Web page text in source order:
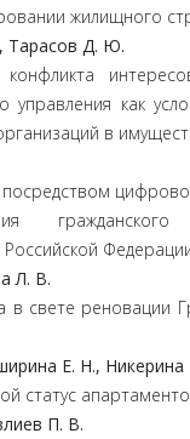
жилищного
Тарасов Д. Ю.
управления как
в
Российской
Л. В.
в свете реновации
Е. Н., Никерина
статус
П. В.